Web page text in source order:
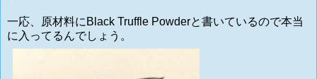
一応、原材料にBlack Truffle Powderと書いているので本当
に入ってるんでしょう。